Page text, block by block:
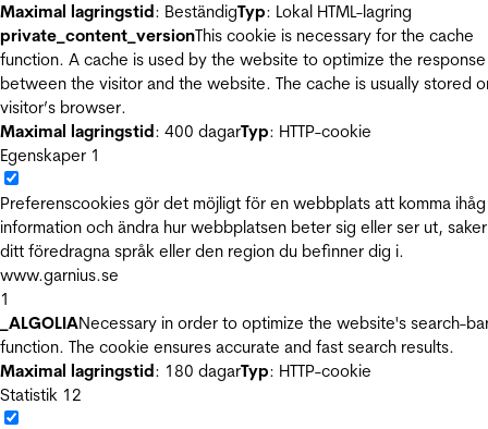
Maximal lagringstid: BeständigTyp: Lokal HTML-lagring
private_content_versionThis cookie is necessary for the cache
function. A cache is used by the website to optimize the
between the visitor and the website. The cache is usually stored
visitor’s browser.
Maximal lagringstid: 400 dagarTyp: HTTP-cookie
Egenskaper 1
Preferenscookies gör det möjligt för en webbplats att komma ihåg
information och ändra hur webbplatsen beter sig eller ser ut,
ditt föredragna språk eller den region du befinner dig i.
www.garnius.se
1
_ALGOLIANecessary in order to optimize the website's search-
function. The cookie ensures accurate and fast search results.
Maximal lagringstid: 180 dagarTyp: HTTP-cookie
Statistik 12